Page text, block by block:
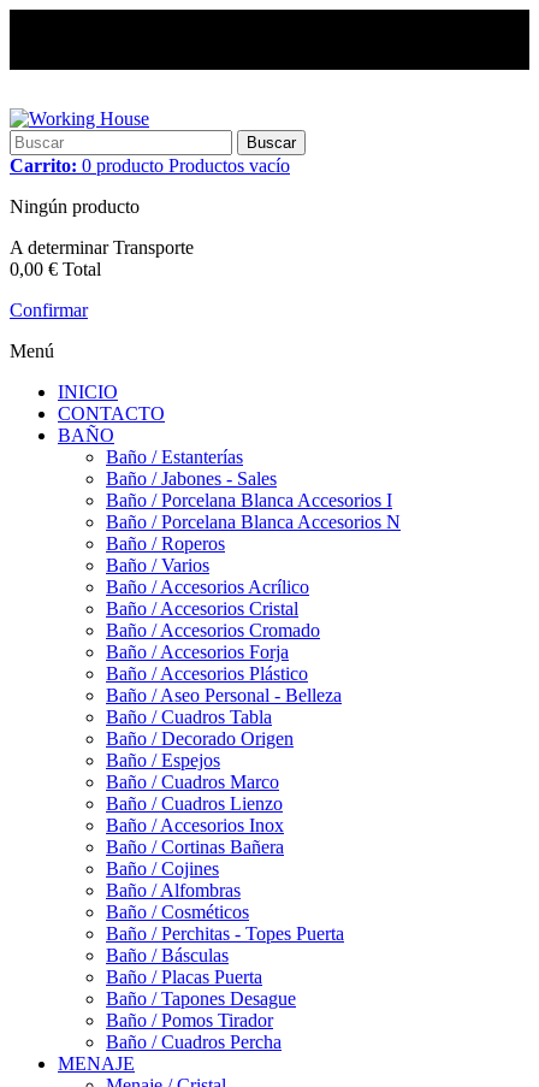
Buscar
Carrito: 0 producto Productos vacío
Ningún producto
A determinarTransporte
0,00 € Total
Confirmar
Menú
INICIO
CONTACTO
BAÑO
Baño / Estanterías
Baño / Jabones - Sales
Baño / Porcelana Blanca Accesorios I
Baño / Porcelana Blanca Accesorios N
Baño / Roperos
Baño / Varios
Baño / Accesorios Acrílico
Baño / Accesorios Cristal
Baño / Accesorios Cromado
Baño / Accesorios Forja
Baño / Accesorios Plástico
Baño / Aseo Personal - Belleza
Baño / Cuadros Tabla
Baño / Decorado Origen
Baño / Espejos
Baño / Cuadros Marco
Baño / Cuadros Lienzo
Baño / Accesorios Inox
Baño / Cortinas Bañera
Baño / Cojines
Baño / Alfombras
Baño / Cosméticos
Baño / Perchitas - Topes Puerta
Baño / Básculas
Baño / Placas Puerta
Baño / Tapones Desague
Baño / Pomos Tirador
Baño / Cuadros Percha
MENAJE